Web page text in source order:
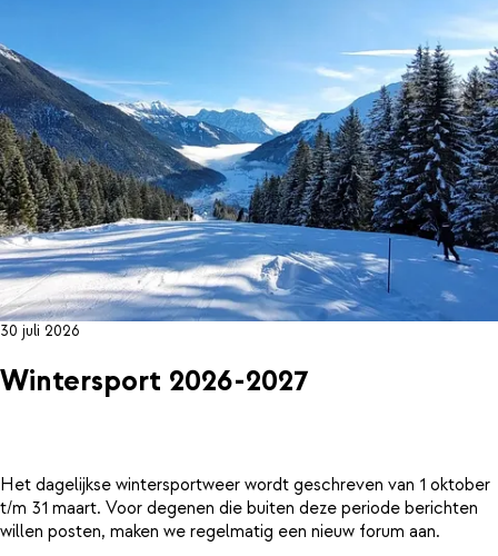
30 juli 2026
Wintersport 2026-2027
Het dagelijkse wintersportweer wordt geschreven van 1 oktober
t/m 31 maart. Voor degenen die buiten deze periode berichten
willen posten, maken we regelmatig een nieuw forum aan.